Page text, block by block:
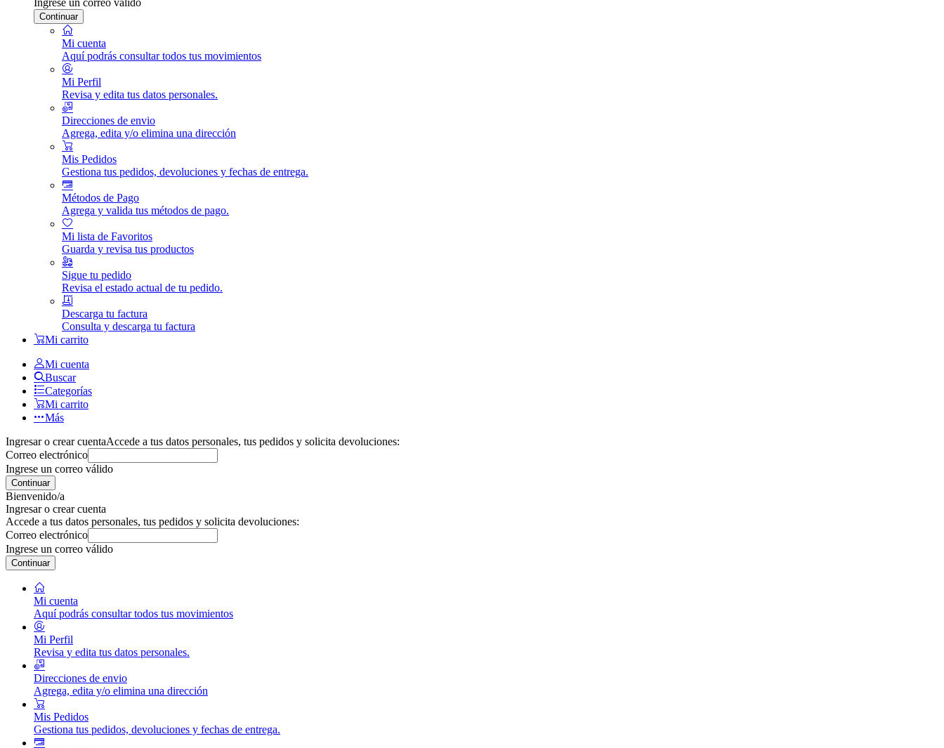
Continuar
Mi cuenta
Aquí podrás consultar todos tus movimientos
Mi Perfil
Revisa y edita tus datos personales.
Direcciones de envio
Agrega, edita y/o elimina una dirección
Mis Pedidos
Gestiona tus pedidos, devoluciones y fechas de entrega.
Métodos de Pago
Agrega y valida tus métodos de pago.
Mi lista de Favoritos
Guarda y revisa tus productos
Sigue tu pedido
Revisa el estado actual de tu pedido.
Descarga tu factura
Consulta y descarga tu factura
Mi carrito
Mi cuenta
Buscar
Categorías
Mi carrito
Más
Ingresar o crear cuentaAccede a tus datos personales, tus pedidos y solicita devoluciones:
Correo electrónico
Ingrese un correo válido
Continuar
Bienvenido/a
Ingresar o crear cuenta
Accede a tus datos personales, tus pedidos y solicita devoluciones:
Correo electrónico
Ingrese un correo válido
Continuar
Mi cuenta
Aquí podrás consultar todos tus movimientos
Mi Perfil
Revisa y edita tus datos personales.
Direcciones de envio
Agrega, edita y/o elimina una dirección
Mis Pedidos
Gestiona tus pedidos, devoluciones y fechas de entrega.